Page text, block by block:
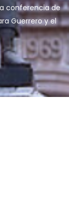
conferencia de
Guerrero y el